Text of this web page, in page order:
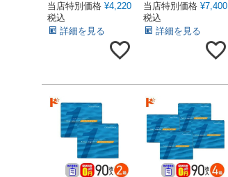
当店特別価格 ¥4,220
税込
詳細を見る
当店特別価格 ¥7,400
税込
詳細を見る